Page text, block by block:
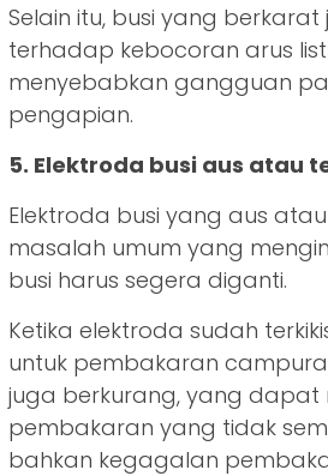
Selain itu, busi yang
terhadap kebocoran arus
menyebabkan gangguan
pengapian.
5. Elektroda busi aus atau
Elektroda busi yang aus
masalah umum yang
busi harus segera diganti.
Ketika elektroda sudah
untuk pembakaran
juga berkurang, yang dapat
pembakaran yang tidak
bahkan kegagalan